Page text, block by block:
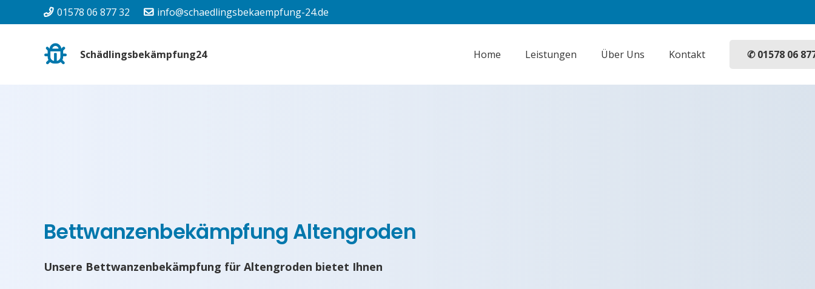
01578 06 877 32 info@schaedlingsbekaempfung-24.de
Schädlingsbekämpfung24 Home Leistungen Über Uns Kontakt ✆ 01578 06
Bettwanzenbekämpfung Altengroden
Unsere Bettwanzenbekämpfung für Altengroden bietet Ihnen